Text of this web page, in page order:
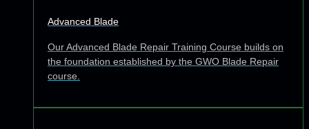
Advanced Blade
Our Advanced Blade Repair Training Course builds on
the foundation established by the GWO Blade Repair
course.